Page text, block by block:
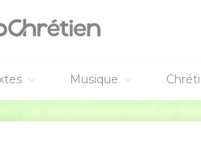
Musique
de la cuirasse de la justice,
moyen duquel vous pourrez